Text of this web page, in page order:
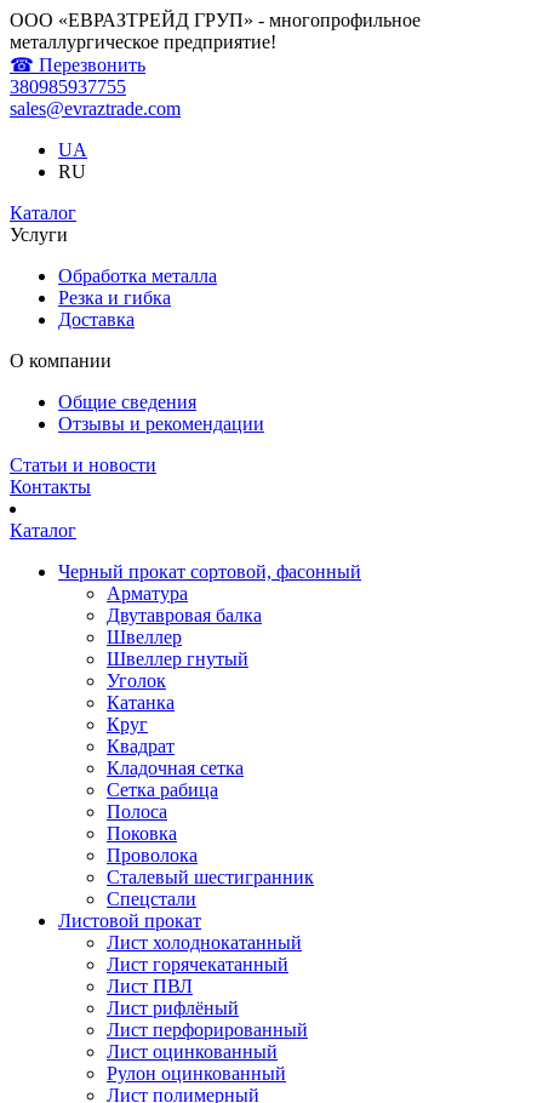
ООО «ЕВРАЗТРЕЙД ГРУП» - многопрофильное
металлургическое предприятие!
☎ Перезвонить
380985937755
sales@evraztrade.com
UA
RU
Каталог
Услуги
Обработка металла
Резка и гибка
Доставка
О компании
Общие сведения
Отзывы и рекомендации
Статьи и новости
Контакты
Каталог
Черный прокат сортовой, фасонный
Арматура
Двутавровая балка
Швеллер
Швеллер гнутый
Уголок
Катанка
Круг
Квадрат
Кладочная сетка
Сетка рабица
Полоса
Поковка
Проволока
Сталевый шестигранник
Спецстали
Листовой прокат
Лист холоднокатанный
Лист горячекатанный
Лист ПВЛ
Лист рифлёный
Лист перфорированный
Лист оцинкованный
Рулон оцинкованный
Лист полимерный